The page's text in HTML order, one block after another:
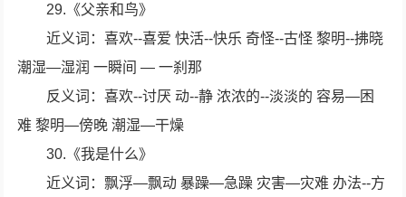
29.《父亲和鸟》
近义词：喜欢--喜爱 快活--快乐 奇怪--古怪 黎明--拂晓
潮湿—湿润 一瞬间 — 一刹那
反义词：喜欢--讨厌 动--静 浓浓的--淡淡的 容易—困
难 黎明—傍晚 潮湿—干燥
30.《我是什么》
近义词：飘浮—飘动 暴躁—急躁 灾害—灾难 办法--方